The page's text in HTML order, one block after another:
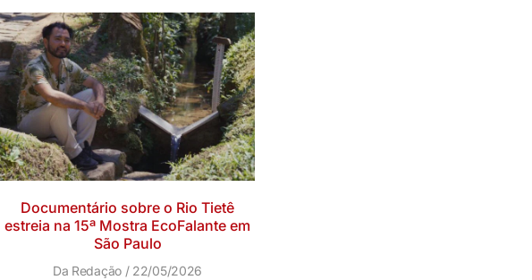
Documentário sobre o Rio Tietê
estreia na 15ª Mostra EcoFalante em
São Paulo
Da Redação 22/05/2026